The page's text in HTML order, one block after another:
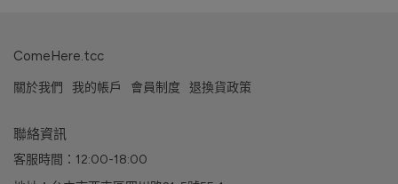
ComeHere.tcc
關於我們 我的帳戶 會員制度 退換貨政策
聯絡資訊
客服時間：12:00-18:00